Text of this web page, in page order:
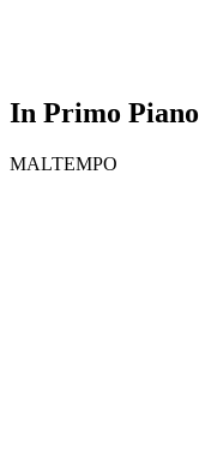
In Primo Piano
MALTEMPO